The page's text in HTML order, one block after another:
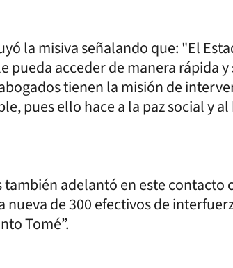
la misiva señalando que: "El
pueda acceder de manera rápida
tienen la misión de
pues ello hace a la paz social y
adelantó en este contacto
de 300 efectivos de
Tomé”.